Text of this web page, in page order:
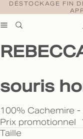
DÉSTOCKAGE FIN
souris
100% Cachemire -
Prix promotionnel
Taille